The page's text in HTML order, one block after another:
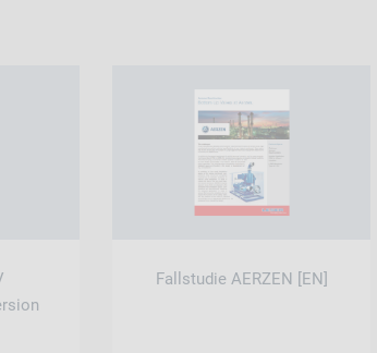
Fallstudie AERZEN [EN]